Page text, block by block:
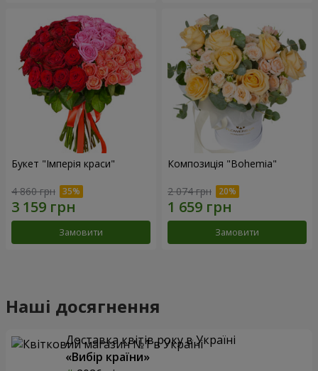
Букет "Імперія краси"
4 860 грн
Замовити
Композиція "Bohemia"
2 074 грн
Замовити
Наші досягнення
Доставка квітів року в Україні
«Вибір країни»